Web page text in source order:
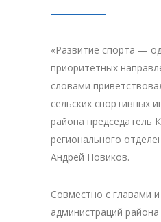
«Развитие спорта —
приоритетных
словами
сельских спортивных
района председатель
регионального
Андрей Новиков.
Совместно с главами
администраций